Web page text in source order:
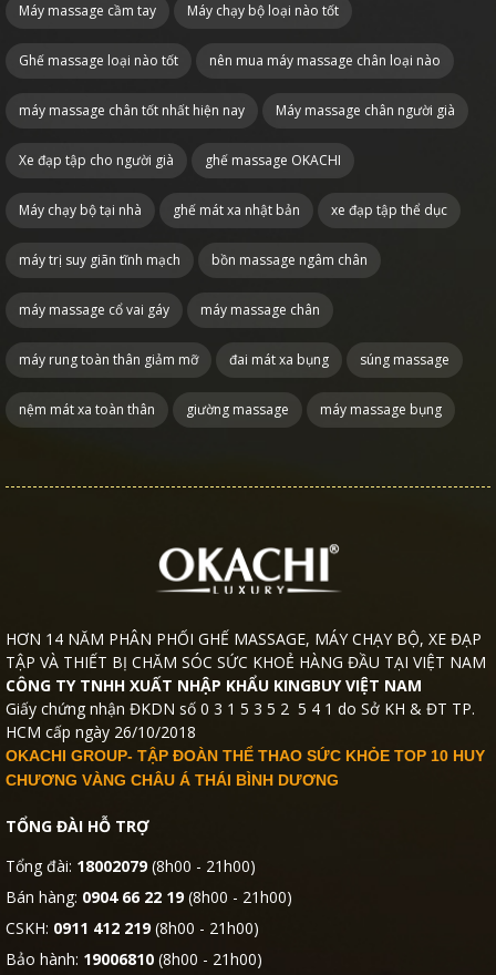
Máy massage cầm tay Máy chạy bộ loại nào tốt
Ghế massage loại nào tốt nên mua máy massage chân loại nào
máy massage chân tốt nhất hiện nay Máy massage chân người già
Xe đạp tập cho người già ghế massage OKACHI
Máy chạy bộ tại nhà ghế mát xa nhật bản xe đạp tập thể dục
máy trị suy giãn tĩnh mạch bồn massage ngâm chân
máy massage cổ vai gáy máy massage chân
máy rung toàn thân giảm mỡ đai mát xa bụng súng massage
nệm mát xa toàn thân giường massage máy massage bụng
HƠN 14 NĂM PHÂN PHỐI GHẾ MASSAGE, MÁY CHẠY BỘ, XE ĐẠP
TẬP VÀ THIẾT BỊ CHĂM SÓC SỨC KHOẺ HÀNG ĐẦU TẠI VIỆT NAM
CÔNG TY TNHH XUẤT NHẬP KHẨU KINGBUY VIỆT NAM
Giấy chứng nhận ĐKDN số 0 3 1 5 3 5 2 5 4 1 do Sở KH & ĐT TP.
HCM cấp ngày 26/10/2018
OKACHI GROUP- TẬP ĐOÀN THỂ THAO SỨC KHỎE TOP 10 HUY
CHƯƠNG VÀNG CHÂU Á THÁI BÌNH DƯƠNG
TỔNG ĐÀI HỖ TRỢ
Tổng đài: 18002079(8h00 - 21h00)
Bán hàng: 0904 66 22 19(8h00 - 21h00)
CSKH: 0911 412 219(8h00 - 21h00)
Bảo hành: 19006810 (8h00 - 21h00)